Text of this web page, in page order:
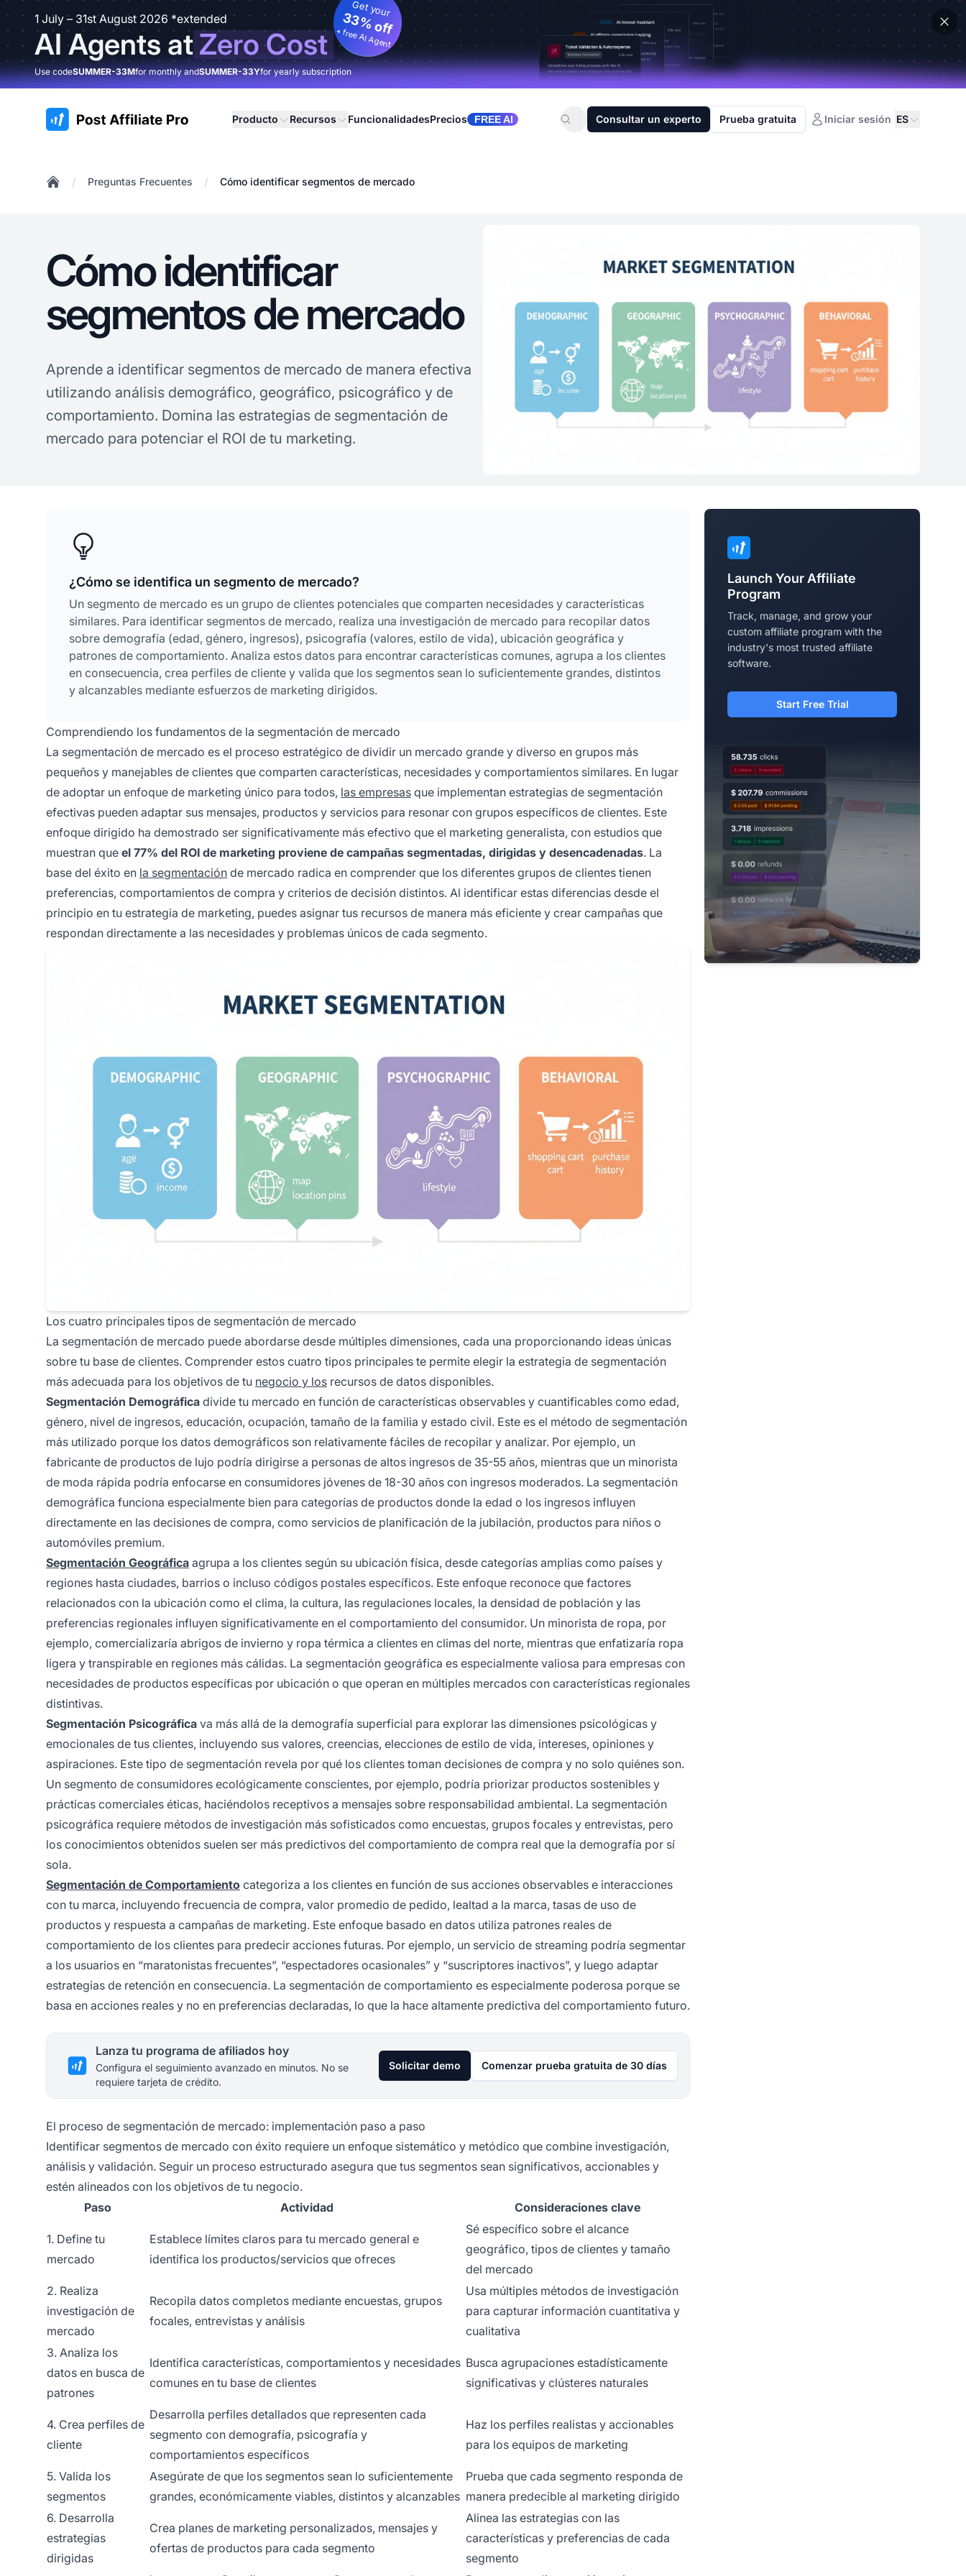
1 July – 31st August 2026 *extended
AI Agents atZero Cost
Get your
33% off
+ free AI Agent
Use codeSUMMER-33Mfor monthly andSUMMER-33Yfor yearly subscription
:site.title Producto Recursos FuncionalidadesPrecios FREE AI Consultar un experto Prueba gratuita Iniciar sesión ES
/ Preguntas Frecuentes / Cómo identificar segmentos de mercado
Cómo identificar
segmentos de mercado
Aprende a identificar segmentos de mercado de manera efectiva
utilizando análisis demográfico, geográfico, psicográfico y de
comportamiento. Domina las estrategias de segmentación de
mercado para potenciar el ROI de tu marketing.
¿Cómo se identifica un segmento de mercado?
Un segmento de mercado es un grupo de clientes potenciales que comparten necesidades y características
similares. Para identificar segmentos de mercado, realiza una investigación de mercado para recopilar datos
sobre demografía (edad, género, ingresos), psicografía (valores, estilo de vida), ubicación geográfica y
patrones de comportamiento. Analiza estos datos para encontrar características comunes, agrupa a los clientes
en consecuencia, crea perfiles de cliente y valida que los segmentos sean lo suficientemente grandes, distintos
y alcanzables mediante esfuerzos de marketing dirigidos.
Comprendiendo los fundamentos de la segmentación de mercado
La segmentación de mercado es el proceso estratégico de dividir un mercado grande y diverso en grupos más
pequeños y manejables de clientes que comparten características, necesidades y comportamientos similares. En lugar
de adoptar un enfoque de marketing único para todos, las empresas que implementan estrategias de segmentación
efectivas pueden adaptar sus mensajes, productos y servicios para resonar con grupos específicos de clientes. Este
enfoque dirigido ha demostrado ser significativamente más efectivo que el marketing generalista, con estudios que
muestran que el 77% del ROI de marketing proviene de campañas segmentadas, dirigidas y desencadenadas. La
base del éxito en la segmentación de mercado radica en comprender que los diferentes grupos de clientes tienen
preferencias, comportamientos de compra y criterios de decisión distintos. Al identificar estas diferencias desde el
principio en tu estrategia de marketing, puedes asignar tus recursos de manera más eficiente y crear campañas que
respondan directamente a las necesidades y problemas únicos de cada segmento.
Los cuatro principales tipos de segmentación de mercado
La segmentación de mercado puede abordarse desde múltiples dimensiones, cada una proporcionando ideas únicas
sobre tu base de clientes. Comprender estos cuatro tipos principales te permite elegir la estrategia de segmentación
más adecuada para los objetivos de tu negocio y los recursos de datos disponibles.
Segmentación Demográfica divide tu mercado en función de características observables y cuantificables como edad,
género, nivel de ingresos, educación, ocupación, tamaño de la familia y estado civil. Este es el método de segmentación
más utilizado porque los datos demográficos son relativamente fáciles de recopilar y analizar. Por ejemplo, un
fabricante de productos de lujo podría dirigirse a personas de altos ingresos de 35-55 años, mientras que un minorista
de moda rápida podría enfocarse en consumidores jóvenes de 18-30 años con ingresos moderados. La segmentación
demográfica funciona especialmente bien para categorías de productos donde la edad o los ingresos influyen
directamente en las decisiones de compra, como servicios de planificación de la jubilación, productos para niños o
automóviles premium.
Segmentación Geográfica agrupa a los clientes según su ubicación física, desde categorías amplias como países y
regiones hasta ciudades, barrios o incluso códigos postales específicos. Este enfoque reconoce que factores
relacionados con la ubicación como el clima, la cultura, las regulaciones locales, la densidad de población y las
preferencias regionales influyen significativamente en el comportamiento del consumidor. Un minorista de ropa, por
ejemplo, comercializaría abrigos de invierno y ropa térmica a clientes en climas del norte, mientras que enfatizaría ropa
ligera y transpirable en regiones más cálidas. La segmentación geográfica es especialmente valiosa para empresas con
necesidades de productos específicas por ubicación o que operan en múltiples mercados con características regionales
distintivas.
Segmentación Psicográfica va más allá de la demografía superficial para explorar las dimensiones psicológicas y
emocionales de tus clientes, incluyendo sus valores, creencias, elecciones de estilo de vida, intereses, opiniones y
aspiraciones. Este tipo de segmentación revela por qué los clientes toman decisiones de compra y no solo quiénes son.
Un segmento de consumidores ecológicamente conscientes, por ejemplo, podría priorizar productos sostenibles y
prácticas comerciales éticas, haciéndolos receptivos a mensajes sobre responsabilidad ambiental. La segmentación
psicográfica requiere métodos de investigación más sofisticados como encuestas, grupos focales y entrevistas, pero
los conocimientos obtenidos suelen ser más predictivos del comportamiento de compra real que la demografía por sí
sola.
Segmentación de Comportamiento categoriza a los clientes en función de sus acciones observables e interacciones
con tu marca, incluyendo frecuencia de compra, valor promedio de pedido, lealtad a la marca, tasas de uso de
productos y respuesta a campañas de marketing. Este enfoque basado en datos utiliza patrones reales de
comportamiento de los clientes para predecir acciones futuras. Por ejemplo, un servicio de streaming podría segmentar
a los usuarios en “maratonistas frecuentes”, “espectadores ocasionales” y “suscriptores inactivos”, y luego adaptar
estrategias de retención en consecuencia. La segmentación de comportamiento es especialmente poderosa porque se
basa en acciones reales y no en preferencias declaradas, lo que la hace altamente predictiva del comportamiento futuro.
Lanza tu programa de afiliados hoy
Configura el seguimiento avanzado en minutos. No se
requiere tarjeta de crédito.
Solicitar demo Comenzar prueba gratuita de 30 días
El proceso de segmentación de mercado: implementación paso a paso
Identificar segmentos de mercado con éxito requiere un enfoque sistemático y metódico que combine investigación,
análisis y validación. Seguir un proceso estructurado asegura que tus segmentos sean significativos, accionables y
estén alineados con los objetivos de tu negocio.
Paso
Actividad Consideraciones clave
1. Define tu
mercado
Establece límites claros para tu mercado general e
identifica los productos/servicios que ofreces
Sé específico sobre el alcance
geográfico, tipos de clientes y tamaño
del mercado
2. Realiza
investigación de
mercado
Recopila datos completos mediante encuestas, grupos
focales, entrevistas y análisis
Usa múltiples métodos de investigación
para capturar información cuantitativa y
cualitativa
3. Analiza los
datos en busca de
patrones
Identifica características, comportamientos y necesidades
comunes en tu base de clientes
Busca agrupaciones estadísticamente
significativas y clústeres naturales
4. Crea perfiles de
cliente
Desarrolla perfiles detallados que representen cada
segmento con demografía, psicografía y
comportamientos específicos
Haz los perfiles realistas y accionables
para los equipos de marketing
5. Valida los
segmentos
Asegúrate de que los segmentos sean lo suficientemente
grandes, económicamente viables, distintos y alcanzables
Prueba que cada segmento responda de
manera predecible al marketing dirigido
6. Desarrolla
estrategias
dirigidas
Crea planes de marketing personalizados, mensajes y
ofertas de productos para cada segmento
Alinea las estrategias con las
características y preferencias de cada
segmento
Launch Your Affiliate
Program
Track, manage, and grow your
custom affiliate program with the
industry's most trusted affiliate
software.
Start Free Trial